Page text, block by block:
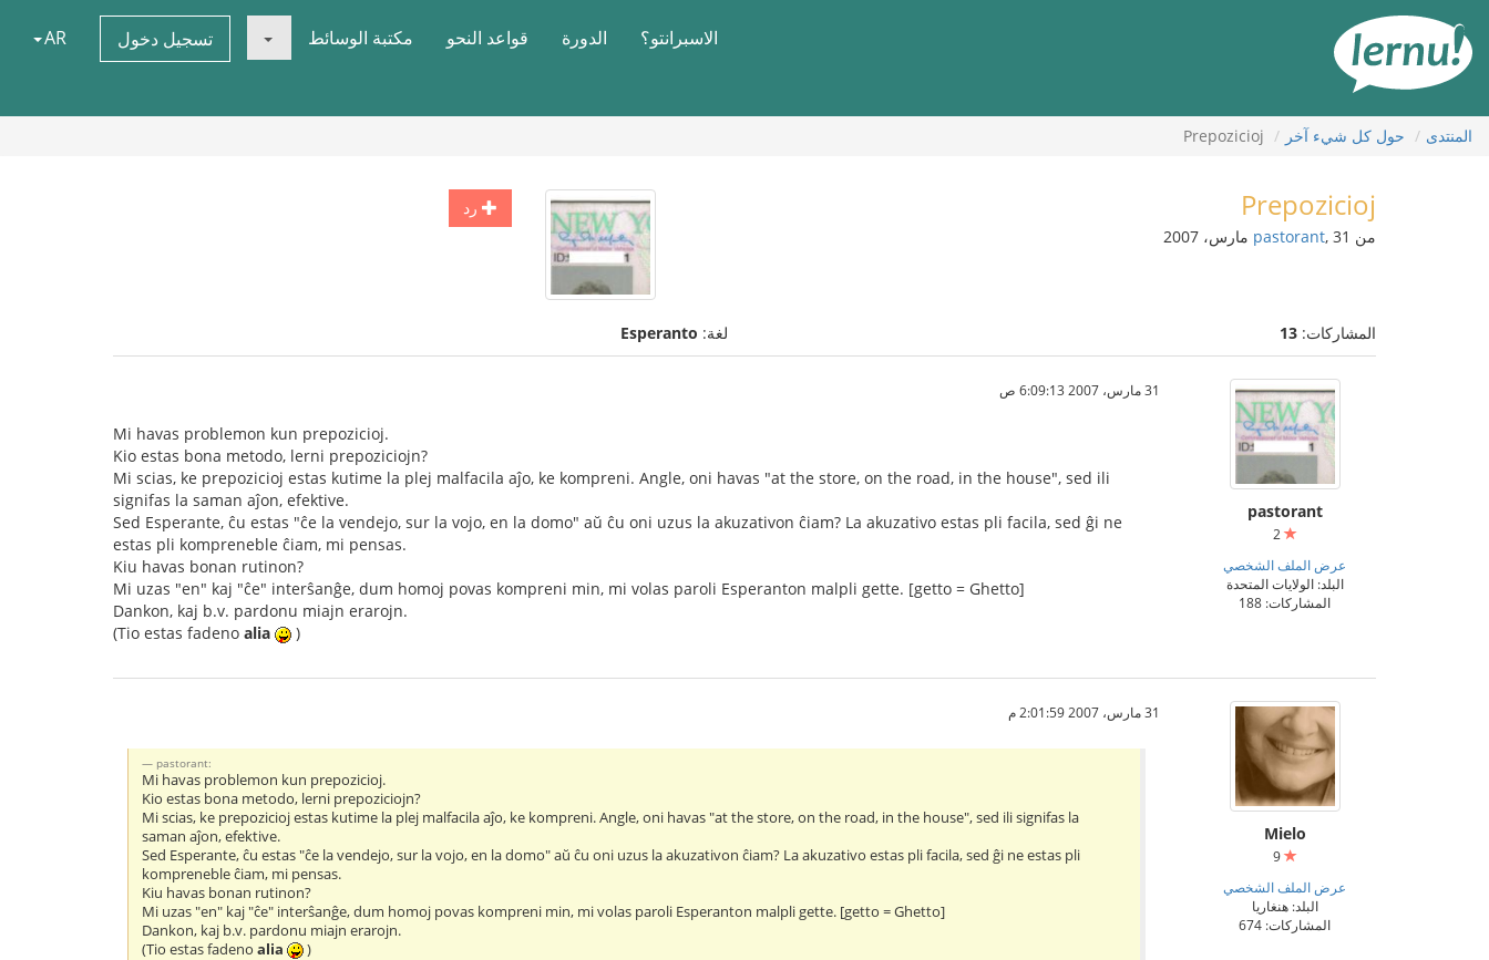
المحتويات
الاسبرانتو؟ الدورة قواعد النحو مكتبة الوسائط تسجيل دخول AR
المنتدى حول كل شيء آخر Prepozicioj
رد Prepozicioj
من pastorant, 31 مارس، 2007
المشاركات: 13 لغة: Esperanto
pastorant
عرض الملف الشخصي
البلد: الولايات المتحدة
المشاركات: 188
31 مارس، 2007 6:09:13 ص
Mi havas problemon kun prepozicioj.
Kio estas bona metodo, lerni prepoziciojn?
Mi scias, ke prepozicioj estas kutime la plej malfacila aĵo, ke kompreni. Angle, oni havas "at the store, on the road, in the house", sed ili
signifas la saman aĵon, efektive.
Sed Esperante, ĉu estas "ĉe la vendejo, sur la vojo, en la domo" aŭ ĉu oni uzus la akuzativon ĉiam? La akuzativo estas pli facila, sed ĝi ne
estas pli kompreneble ĉiam, mi pensas.
Kiu havas bonan rutinon?
Mi uzas "en" kaj "ĉe" interŝanĝe, dum homoj povas kompreni min, mi volas paroli Esperanton malpli gette. [getto = Ghetto]
Dankon, kaj b.v. pardonu miajn erarojn.
(Tio estas fadeno alia )
Mielo
9
عرض الملف الشخصي
البلد: هنغاريا
المشاركات: 674
31 مارس، 2007 2:01:59 م
pastorant:
Mi havas problemon kun prepozicioj.
Kio estas bona metodo, lerni prepoziciojn?
Mi scias, ke prepozicioj estas kutime la plej malfacila aĵo, ke kompreni. Angle, oni havas "at the store, on the road, in the house", sed ili signifas la
saman aĵon, efektive.
Sed Esperante, ĉu estas "ĉe la vendejo, sur la vojo, en la domo" aŭ ĉu oni uzus la akuzativon ĉiam? La akuzativo estas pli facila, sed ĝi ne estas pli
kompreneble ĉiam, mi pensas.
Kiu havas bonan rutinon?
Mi uzas "en" kaj "ĉe" interŝanĝe, dum homoj povas kompreni min, mi volas paroli Esperanton malpli gette. [getto = Ghetto]
Dankon, kaj b.v. pardonu miajn erarojn.
(Tio estas fadenoalia )